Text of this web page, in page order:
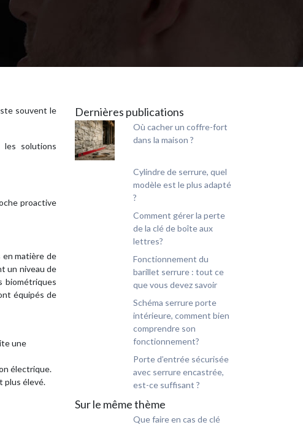
souvent le
solutions
proactive
matière de
un niveau de
biométriques
équipés de
une
électrique.
plus élevé.
Dernières publications
Où cacher un coffre-fort
dans la maison ?
Cylindre de serrure, quel
modèle est le plus adapté
?
Comment gérer la perte
de la clé de boîte aux
lettres?
Fonctionnement du
barillet serrure : tout ce
que vous devez savoir
Schéma serrure porte
intérieure, comment bien
comprendre son
fonctionnement?
Porte d’entrée sécurisée
avec serrure encastrée,
est-ce suffisant ?
Sur le même thème
Que faire en cas de clé